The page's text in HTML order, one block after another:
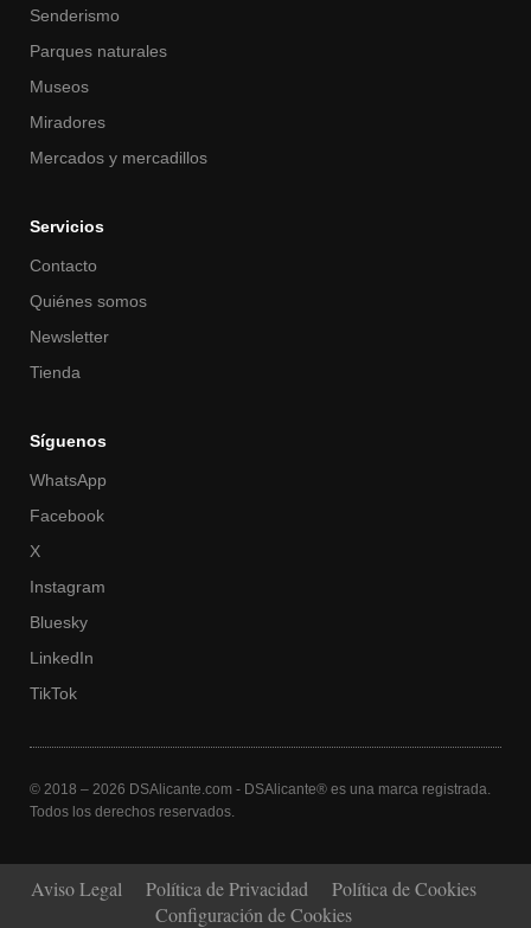
Senderismo
Parques naturales
Museos
Miradores
Mercados y mercadillos
Servicios
Contacto
Quiénes somos
Newsletter
Tienda
Síguenos
WhatsApp
Facebook
X
Instagram
Bluesky
LinkedIn
TikTok
© 2018 – 2026 DSAlicante.com - DSAlicante® es una marca registrada.
Todos los derechos reservados.
Aviso Legal Política de Privacidad
Política de Cookies
Configuración de Cookies